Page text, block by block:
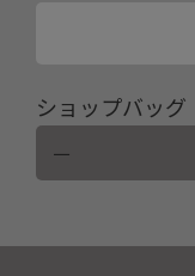
ショップバッグ